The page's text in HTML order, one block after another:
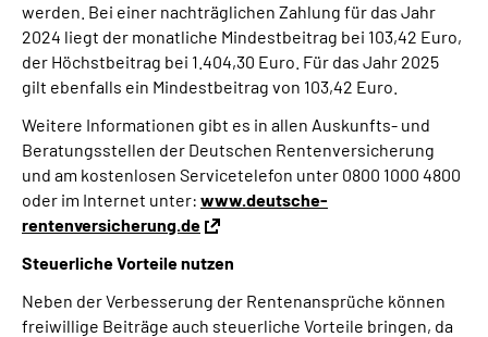
werden. Bei einer nachträglichen Zahlung für das Jahr
2024 liegt der monatliche Mindestbeitrag bei 103,42 Euro,
der Höchstbeitrag bei 1.404,30 Euro. Für das Jahr 2025
gilt ebenfalls ein Mindestbeitrag von 103,42 Euro.
Weitere Informationen gibt es in allen Auskunfts- und
Beratungsstellen der Deutschen Rentenversicherung
und am kostenlosen Servicetelefon unter 0800 1000 4800
oder im Internet unter: www.deutsche-
rentenversicherung.de
Steuerliche Vorteile nutzen
Neben der Verbesserung der Rentenansprüche können
freiwillige Beiträge auch steuerliche Vorteile bringen, da